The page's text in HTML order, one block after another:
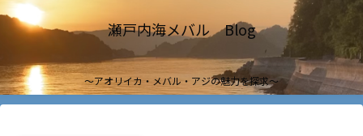
瀬戸内海メバル Blog
～アオリイカ・メバル・アジの魅力を探求～